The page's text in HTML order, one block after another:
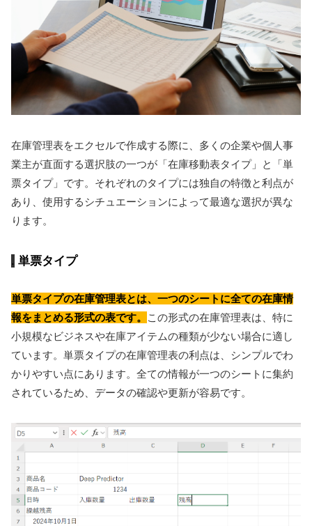
在庫管理表をエクセルで作成する際に、多くの企業や個人事
業主が直面する選択肢の一つが「在庫移動表タイプ」と「単
票タイプ」です。それぞれのタイプには独自の特徴と利点が
あり、使用するシチュエーションによって最適な選択が異な
ります。
単票タイプ
単票タイプの在庫管理表とは、一つのシートに全ての在庫情
報をまとめる形式の表です。
この形式の在庫管理表は、特に
小規模なビジネスや在庫アイテムの種類が少ない場合に適し
ています。単票タイプの在庫管理表の利点は、シンプルでわ
かりやすい点にあります。全ての情報が一つのシートに集約
されているため、データの確認や更新が容易です。